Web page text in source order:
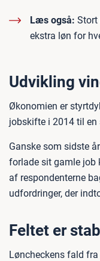
Læs også: Stort
ekstra løn for
Udvikling
Økonomien er
jobskifte i 2014 til en
Ganske som sidste
forlade sit gamle job
af respondenterne
udfordringer, der
Feltet er
Løncheckens fald